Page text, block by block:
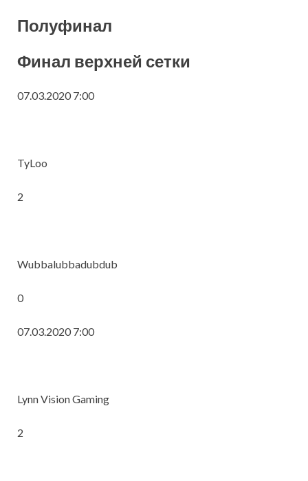
Полуфинал
Финал верхней сетки
07.03.2020 7:00
TyLoo
2
Wubbalubbadubdub
0
07.03.2020 7:00
Lynn Vision Gaming
2